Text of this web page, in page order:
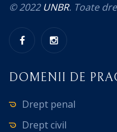
© 2022 UNBR. Toate
DOMENII DE
Drept penal
Drept civil